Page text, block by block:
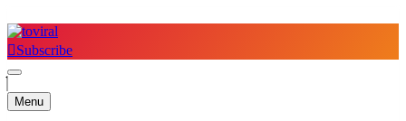
to
content
Top Viral
Subscribe
Menu